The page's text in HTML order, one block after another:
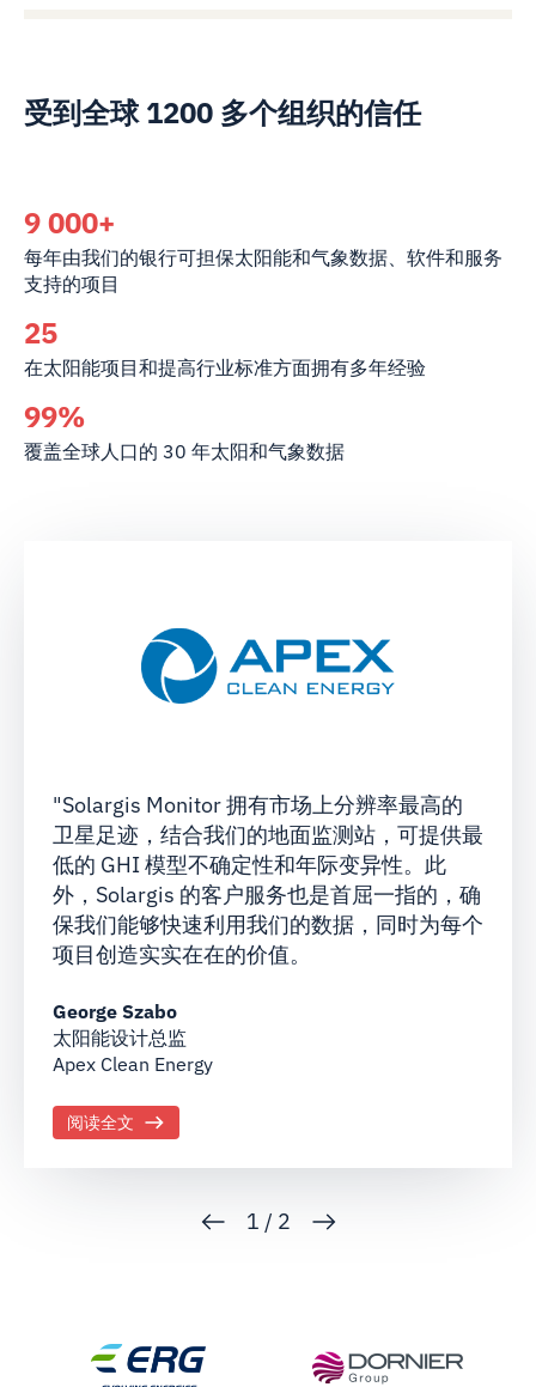
受到全球 1200 多个组织的信任
9 000+
每年由我们的银行可担保太阳能和气象数据、软件和服务
支持的项目
25
在太阳能项目和提高行业标准方面拥有多年经验
99%
覆盖全球人口的 30 年太阳和气象数据
"Solargis Monitor 拥有市场上分辨率最高的
卫星足迹，结合我们的地面监测站，可提供最
低的 GHI 模型不确定性和年际变异性。此
外，Solargis 的客户服务也是首屈一指的，确
保我们能够快速利用我们的数据，同时为每个
项目创造实实在在的价值。
George Szabo
太阳能设计总监
Apex Clean Energy
阅读全文
1 / 2